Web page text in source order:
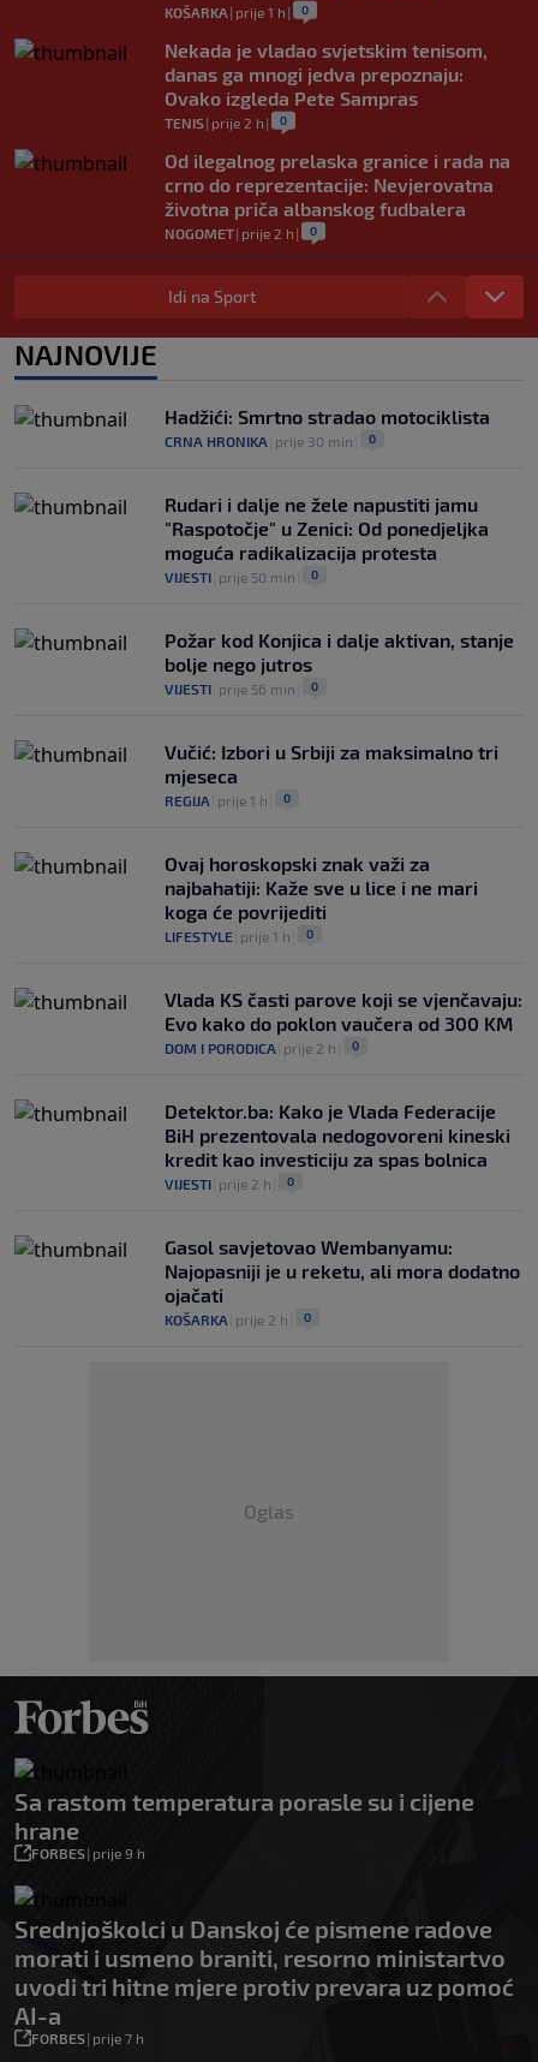
KOŠARKA | prije 1 h | 0
Nekada je vladao svjetskim tenisom,
danas ga mnogi jedva prepoznaju:
Ovako izgleda Pete Sampras
TENIS| prije 2 h | 0
Od ilegalnog prelaska granice i rada na
crno do reprezentacije: Nevjerovatna
životna priča albanskog fudbalera
NOGOMET| prije 2 h | 0
Deco iz sjene preokrenuo posao: Rodri
bio bliži Real Madridu, a sada je na
NOGOMET|prije 2 h| 0
Reprezentativac Argentine stigao iz
Atlético Madrida
prije 2 h | 0
Idi na Sport
NAJNOVIJE
Hadžići: Smrtno stradao motociklista
CRNA HRONIKA prije 30 min 0
Rudari i dalje ne žele napustiti jamu
"Raspotočje" u Zenici: Od ponedjeljka
moguća radikalizacija protesta
VIJESTI prije 50 min 0
Požar kod Konjica i dalje aktivan, stanje
bolje nego jutros
VIJESTI prije 56 min 0
Vučić: Izbori u Srbiji za maksimalno tri
mjeseca
REGIJA prije 1 h 0
Ovaj horoskopski znak važi za
najbahatiji: Kaže sve u lice i ne mari
koga će povrijediti
LIFESTYLE prije 1 h 0
Vlada KS časti parove koji se vjenčavaju:
Evo kako do poklon vaučera od 300 KM
DOM I PORODICA prije 2 h 0
Detektor.ba: Kako je Vlada Federacije
BiH prezentovala nedogovoreni kineski
kredit kao investiciju za spas bolnica
VIJESTI prije 2 h 0
Gasol savjetovao Wembanyamu:
Najopasniji je u reketu, ali mora dodatno
ojačati
KOŠARKA prije 2 h 0
Oglas
Sa rastom temperatura porasle su i cijene
hrane
FORBES| prije 9 h
Srednjoškolci u Danskoj će pismene radove
morati i usmeno braniti, resorno ministartvo
uvodi tri hitne mjere protiv prevara uz pomoć
AI-a
FORBES| prije 7 h